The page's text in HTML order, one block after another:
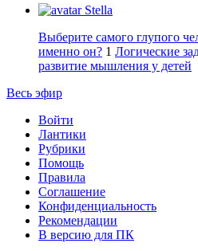
Stella
Выберите самого глупого
именно он? 1 Логические
развитие мышления у детей
Весь эфир
Войти
Лантики
Рубрики
Помощь
Правила
Соглашение
Конфиденциальность
Рекомендации
В версию для ПК